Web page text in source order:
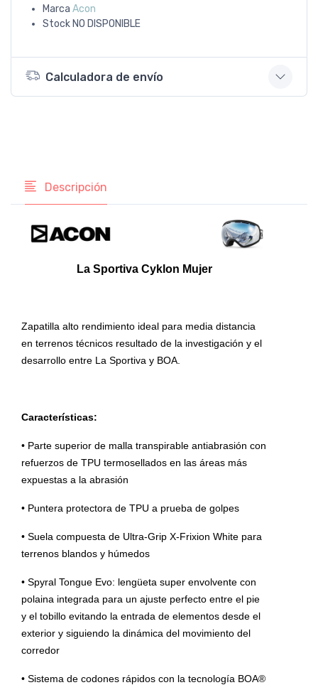
Marca Acon
Stock NO DISPONIBLE
Calculadora de envío
Descripción
La Sportiva Cyklon Mujer
Zapatilla alto rendimiento ideal para media distancia
en terrenos técnicos resultado de la investigación y el
desarrollo entre La Sportiva y BOA.
Características:
• Parte superior de malla transpirable antiabrasión con
refuerzos de TPU termosellados en las áreas más
expuestas a la abrasión
• Puntera protectora de TPU a prueba de golpes
• Suela compuesta de Ultra-Grip X-Frixion White para
terrenos blandos y húmedos
• Spyral Tongue Evo: lengüeta super envolvente con
polaina integrada para un ajuste perfecto entre el pie
y el tobillo evitando la entrada de elementos desde el
exterior y siguiendo la dinámica del movimiento del
corredor
• Sistema de codones rápidos con la tecnología BOA®